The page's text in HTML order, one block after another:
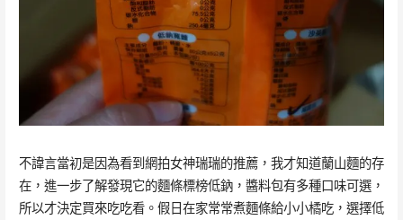
不諱言當初是因為看到網拍女神瑞瑞的推薦，我才知道蘭山麵的存
在，進一步了解發現它的麵條標榜低鈉，醬料包有多種口味可選，
所以才決定買來吃吃看。假日在家常常煮麵條給小小橘吃，選擇低